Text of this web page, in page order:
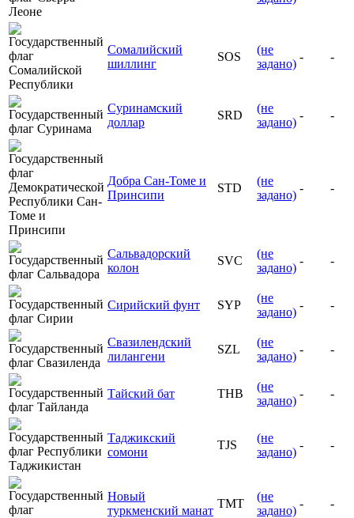
Сомалийский
шиллинг
SOS
(не
задано)
- -
Суринамский
доллар
SRD
(не
задано)
- -
Добра Сан-Томе и
Принсипи
STD
(не
задано)
- -
Сальвадорский
колон
SVC
(не
задано)
- -
Сирийский фунт SYP
(не
задано)
- -
Свазилендский
лилангени
SZL
(не
задано)
- -
Тайский бат THB
(не
задано)
- -
Таджикский
сомони
TJS
(не
задано)
- -
Новый
туркменский манат
TMT
(не
задано)
- -